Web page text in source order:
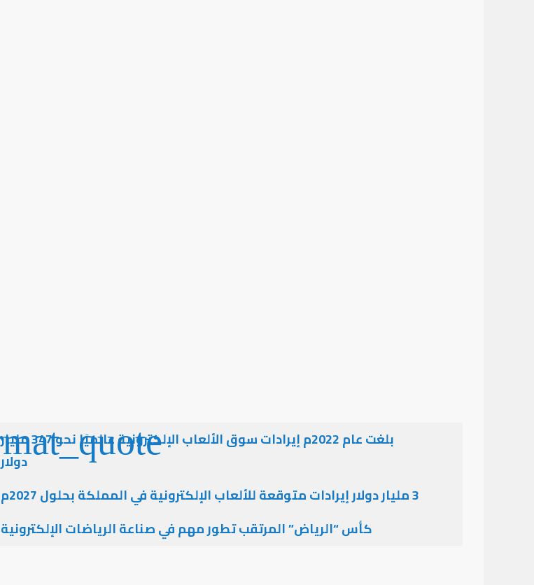
بلغت عام 2022م إيرادات سوق الألعاب الإلكترونية عالميًا نحو 347 مليار
دولار
3 مليار دولار إيرادات متوقعة للألعاب الإلكترونية في المملكة بحلول 2027م
كأس “الرياض” المرتقب تطور مهم في صناعة الرياضات الإلكترونية